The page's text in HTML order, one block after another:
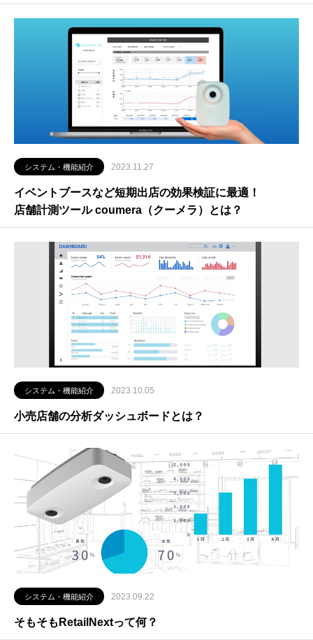
システム・機能紹介 2023.11.27
イベントブースなど短期出店の効果検証に最適！
店舗計測ツール coumera（クーメラ）とは？
システム・機能紹介 2023.10.05
小売店舗の分析ダッシュボードとは？
システム・機能紹介 2023.09.22
そもそもRetailNextって何？